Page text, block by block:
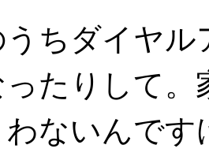
うちダイヤ
ったりして
わないんです